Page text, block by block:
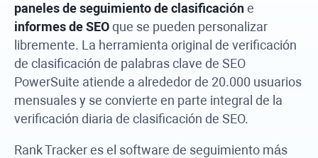
paneles de seguimiento de clasificacióne
informes de SEOque se pueden personalizar
libremente. La herramienta original de verificación
de clasificación de palabras clave de SEO
PowerSuite atiende a alrededor de 20.000 usuarios
mensuales y se convierte en parte integral de la
verificación diaria de clasificación de SEO.
Rank Trackeres el software de seguimiento más